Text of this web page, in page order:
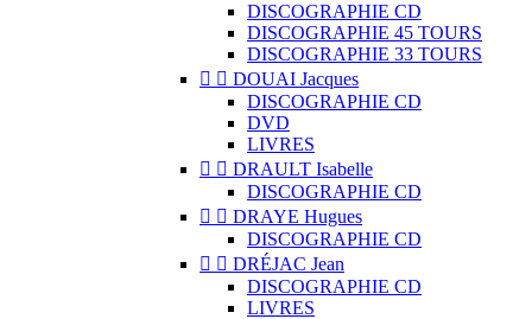
DISCOGRAPHIE CD
DISCOGRAPHIE 45 TOURS
DISCOGRAPHIE 33 TOURS
  DOUAI Jacques
DISCOGRAPHIE CD
DVD
LIVRES
  DRAULT Isabelle
DISCOGRAPHIE CD
  DRAYE Hugues
DISCOGRAPHIE CD
  DRÉJAC Jean
DISCOGRAPHIE CD
LIVRES